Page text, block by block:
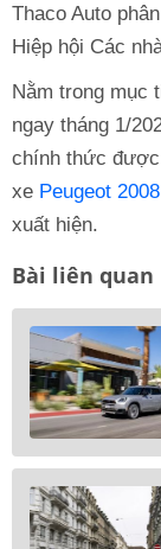
Thaco Auto
Hiệp hội Các
Nằm trong mục
ngay tháng 1/
chính thức
xe Peugeot 2008
xuất hiện.
Bài liên quan